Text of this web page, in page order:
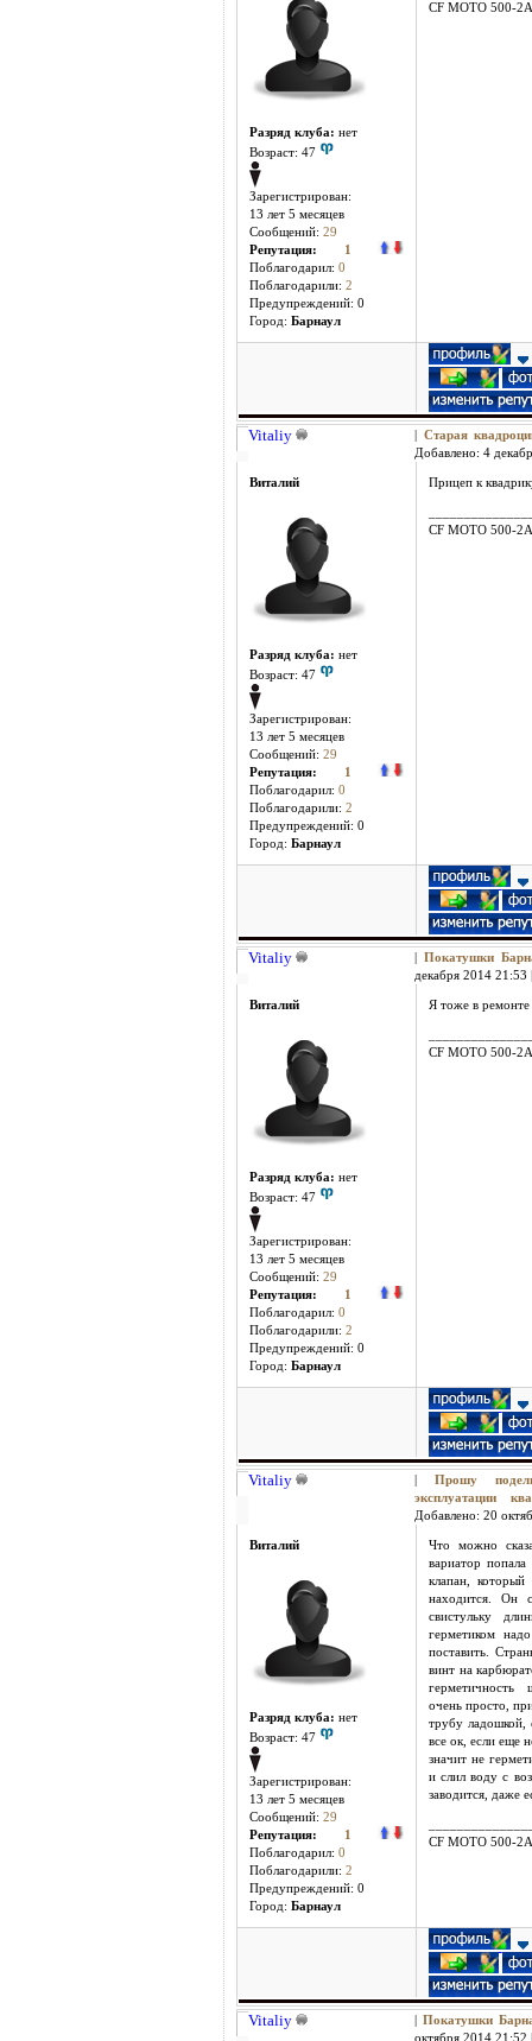
Разряд клуба: нет
Возраст: 47
Зарегистрирован:
13 лет 5 месяцев
Сообщений: 29
Репутация:
1
Поблагодарил: 0
Поблагодарили: 2
Предупреждений: 0
Город: Барнаул
CF MOTO 500-2A
Vitaliy
Старая
Добавлено: 4
Виталий
Разряд клуба: нет
Возраст: 47
Зарегистрирован:
13 лет 5 месяцев
Сообщений: 29
Репутация:
1
Поблагодарил: 0
Поблагодарили: 2
Предупреждений: 0
Город: Барнаул
Прицеп к
CF MOTO 500-2A
Vitaliy
Покатушки
декабря 2014 21:53 |
Виталий
Разряд клуба: нет
Возраст: 47
Зарегистрирован:
13 лет 5 месяцев
Сообщений: 29
Репутация:
1
Поблагодарил: 0
Поблагодарили: 2
Предупреждений: 0
Город: Барнаул
Я тоже в ремонте
CF MOTO 500-2A
Vitaliy |Прошу
эксплуатации
Добавлено: 20
Виталий
Разряд клуба: нет
Возраст: 47
Зарегистрирован:
13 лет 5 месяцев
Сообщений: 29
Репутация:
1
Поблагодарил: 0
Поблагодарили: 2
Предупреждений: 0
Город: Барнаул
Что можно
вариатор попала
клапан, который
находится. Он
свистульку
герметиком
поставить.
винт на
герметичность
очень просто,
трубу ладошкой,
все ок, если еще
значит не
и слил воду с
заводится, даже
CF MOTO 500-2A
Vitaliy |Покатушки
октября 2014 21:52 |